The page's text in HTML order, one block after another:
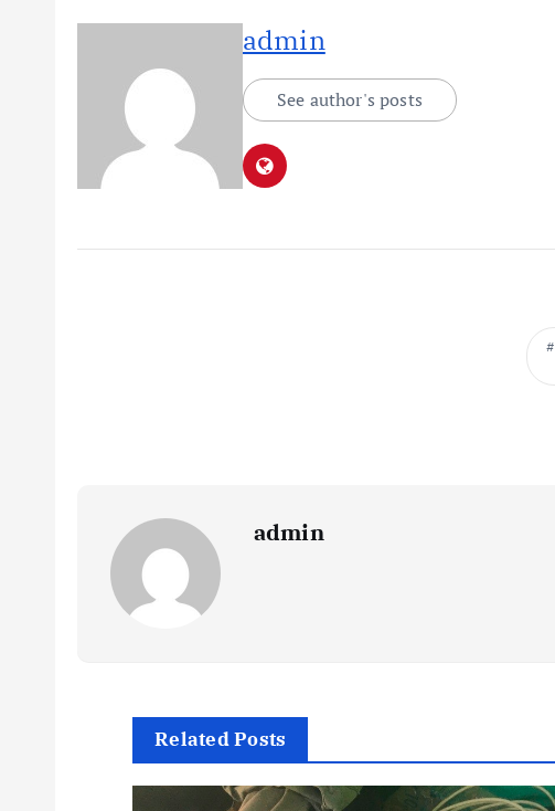
admin
See author's posts
admin
Related Posts